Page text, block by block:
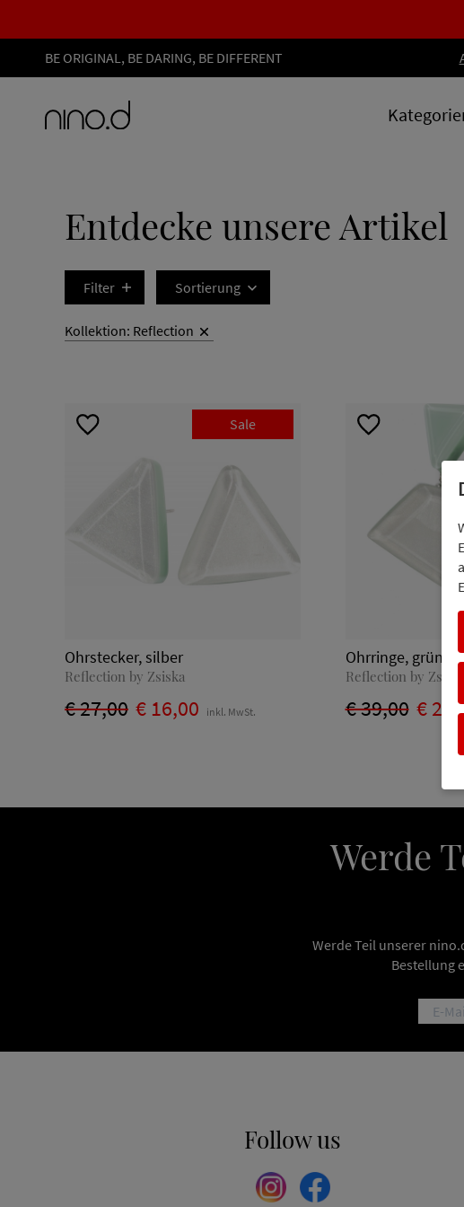
BE ORIGINAL, BE DARING, BE DIFFERENT
Entdecke unsere Artikel
Filter Sortierung
Kollektion: Reflection
Ohrstecker, silber
Reflection by Zsiska
€ 27,00 € 16,00 inkl. MwSt.
Sale
Ohrringe, grün/
Reflection by Zsiska
€ 39,00 €
Werde
Werde Teil unserer
Bestellung
Follow us